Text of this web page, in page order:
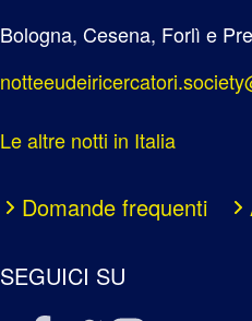
Bologna, Cesena, Forlì e
Le altre notti in Italia
Domande frequenti
SEGUICI SU